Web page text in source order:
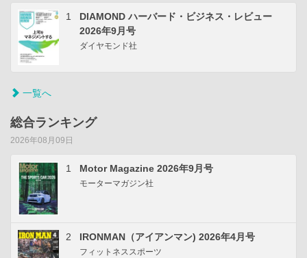
1
DIAMOND ハーバード・ビジネス・レビュー
2026年9月号
ダイヤモンド社
一覧へ
総合ランキング
2026年08月09日
1 Motor Magazine 2026年9月号
モーターマガジン社
2 IRONMAN（アイアンマン) 2026年4月号
フィットネススポーツ